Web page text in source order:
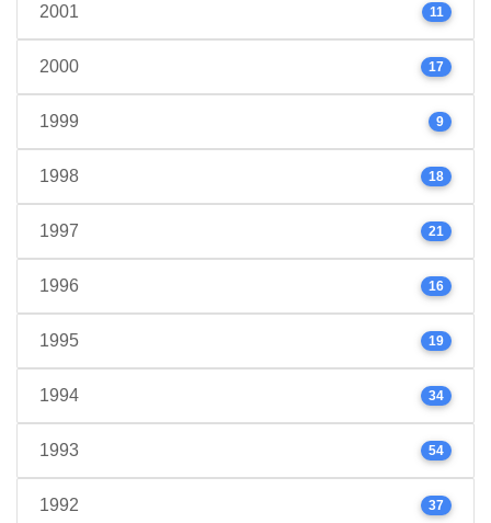
2001 11
2000 17
1999 9
1998 18
1997 21
1996 16
1995 19
1994 34
1993 54
1992 37